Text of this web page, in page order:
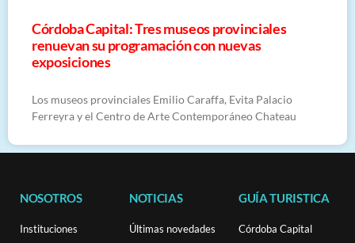
Córdoba Capital: Tres museos provinciales
renuevan su programación con nuevas
exposiciones
Los museos provinciales Emilio Caraffa, Evita Palacio
Ferreyra y el Centro de Arte Contemporáneo Chateau
NOSOTROS
Instituciones
NOTICIAS
Últimas novedades
GUÍA TURISTICA
Córdoba Capital